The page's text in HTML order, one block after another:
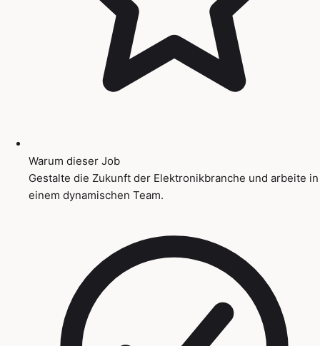
Warum dieser Job
Gestalte die Zukunft der Elektronikbranche und arbeite in
einem dynamischen Team.